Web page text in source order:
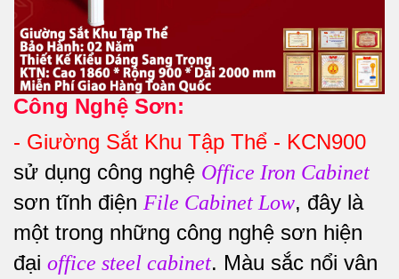
Công Nghệ Sơn:
- Giường Sắt Khu Tập Thể - KCN900
sử dụng công nghệ Office Iron Cabinet
sơn tĩnh điện File Cabinet Low, đây là
một trong những công nghệ sơn hiện
đại office steel cabinet. Màu sắc nổi vân